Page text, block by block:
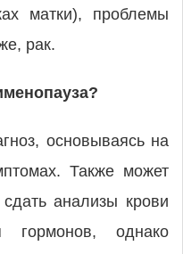
матки), проблемы
рак.
основываясь на
Также может
сдать анализы крови
гормонов, однако